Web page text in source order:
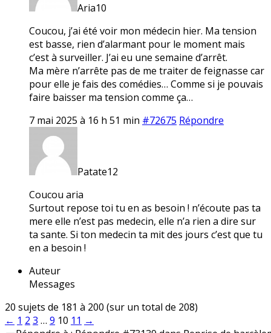
Aria10
Coucou, j’ai été voir mon médecin hier. Ma tension
est basse, rien d’alarmant pour le moment mais
c’est à surveiller. J’ai eu une semaine d’arrêt.
Ma mère n’arrête pas de me traiter de feignasse car
pour elle je fais des comédies… Comme si je pouvais
faire baisser ma tension comme ça…
7 mai 2025 à 16 h 51 min #72675 Répondre
Patate12
Coucou aria
Surtout repose toi tu en as besoin ! n’écoute pas ta
mere elle n’est pas medecin, elle n’a rien a dire sur
ta sante. Si ton medecin ta mit des jours c’est que tu
en a besoin !
Auteur
Messages
20 sujets de 181 à 200 (sur un total de 208)
← 1 2 3 … 9 10 11 →